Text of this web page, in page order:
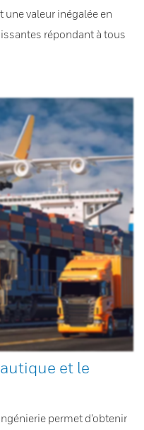
valeur inégalée en
répondant à tous
et le
permet d’obtenir